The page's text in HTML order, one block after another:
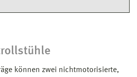
können zwei nichtmotorisierte,